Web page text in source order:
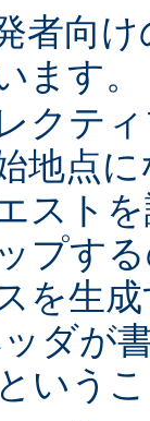
者向
ます
クテ
地点
スト
プす
を生
ダが
いう